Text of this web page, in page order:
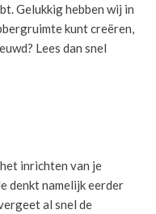
Gelukkig hebben wij in
kunt creëren,
Lees dan snel
inrichten van je
denkt namelijk eerder
al snel de